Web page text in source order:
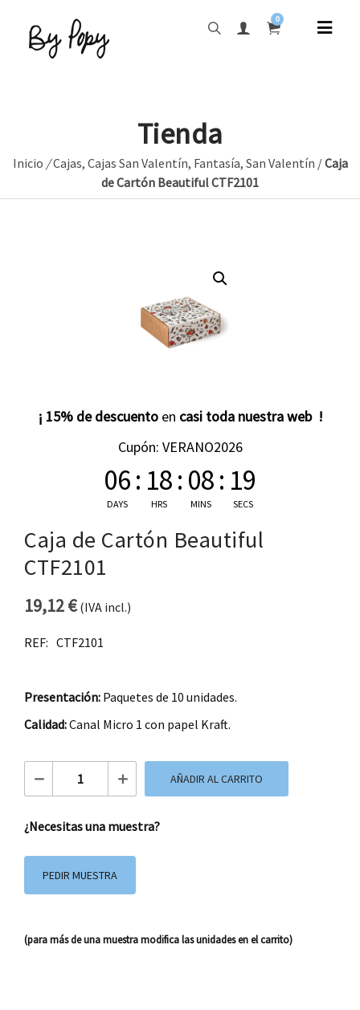
0
Tienda
Inicio /Cajas, Cajas San Valentín, Fantasía, San Valentín /Caja
de Cartón Beautiful CTF2101
¡ 15% de descuento en casi toda nuestra web !
Cupón: VERANO2026
06
DAYS
: 18
HRS
: 08
MINS
: 19
SECS
Caja de Cartón Beautiful
CTF2101
19,12€(IVA incl.)
REF: CTF2101
Presentación: Paquetes de 10 unidades.
Calidad:Canal Micro 1 con papel Kraft.
Caja de Cartón Beautiful CTF2101 cantidad
AÑADIR AL CARRITO
¿Necesitas una muestra?
PEDIR MUESTRA
(para más de una muestra modifica las unidades en el carrito)